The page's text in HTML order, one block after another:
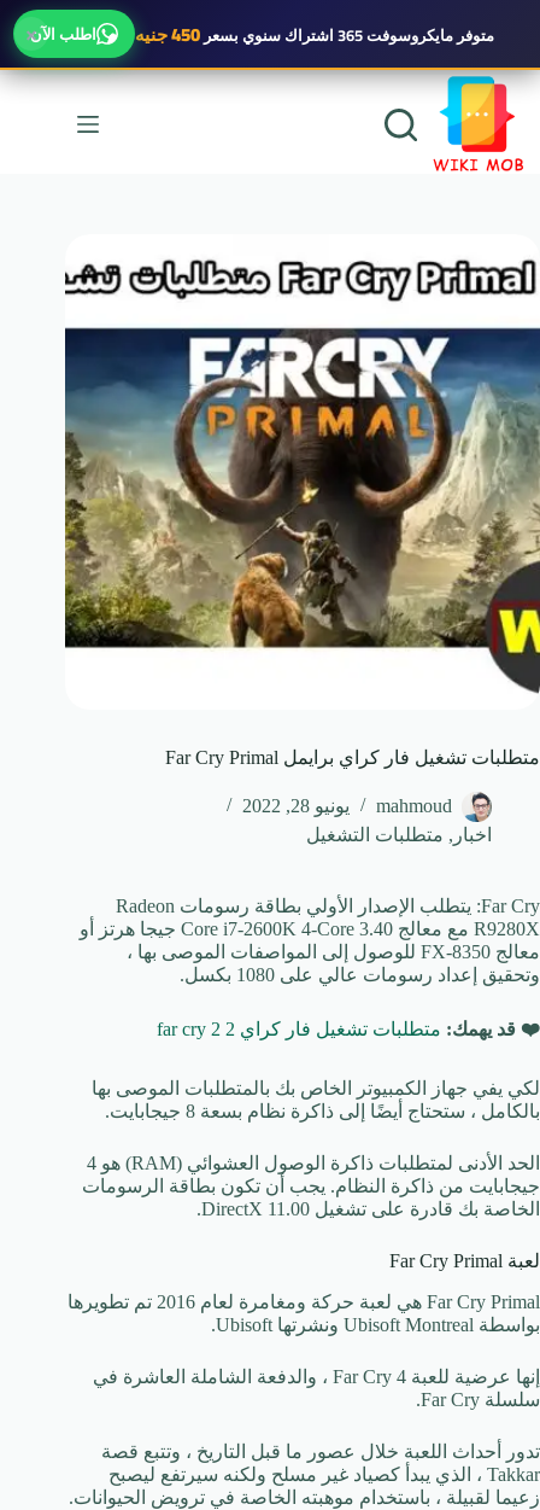
× متوفرمايكروسوفت 365 اشتراك سنوي بسعر450 جنيه اطلب الآن
التجاوز
المحتوى
متطلبات تشغيل فار كراي برايمل Far Cry Primal
mahmoud
يونيو 28, 2022
اخبار , متطلبات التشغيل
Far Cry: يتطلب الإصدار الأولي بطاقة رسومات Radeon
R9280X مع معالج Core i7-2600K 4-Core 3.40 جيجا هرتز أو
معالج FX-8350 للوصول إلى المواصفات الموصى بها ،
وتحقيق إعداد رسومات عالي على 1080 بكسل.
❤️ قد يهمك: متطلبات تشغيل فار كراي 2 far cry 2
لكي يفي جهاز الكمبيوتر الخاص بك بالمتطلبات الموصى بها
بالكامل ، ستحتاج أيضًا إلى ذاكرة نظام بسعة 8 جيجابايت.
الحد الأدنى لمتطلبات ذاكرة الوصول العشوائي (RAM) هو 4
جيجابايت من ذاكرة النظام. يجب أن تكون بطاقة الرسومات
الخاصة بك قادرة على تشغيل DirectX 11.00.
لعبة Far Cry Primal
Far Cry Primal هي لعبة حركة ومغامرة لعام 2016 تم تطويرها
بواسطة Ubisoft Montreal ونشرتها Ubisoft.
إنها عرضية للعبة Far Cry 4 ، والدفعة الشاملة العاشرة في
سلسلة Far Cry.
تدور أحداث اللعبة خلال عصور ما قبل التاريخ ، وتتبع قصة
Takkar ، الذي يبدأ كصياد غير مسلح ولكنه سيرتفع ليصبح
زعيما لقبيلة ، باستخدام موهبته الخاصة في ترويض الحيوانات.